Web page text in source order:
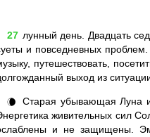
27 лунный день. Двадцать
и повседневных
путешествовать,
выход из
🌘
Старая убывающая Луна
живительных сил
и не защищены.